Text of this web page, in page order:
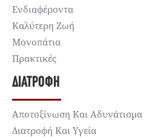
Ενδιαφέροντα
Καλύτερη Ζωή
Μονοπάτια
Πρακτικές
ΔΙΑΤΡΟΦΉ
Αποτοξίνωση Και Αδυνάτισμα
Διατροφή Και Υγεία